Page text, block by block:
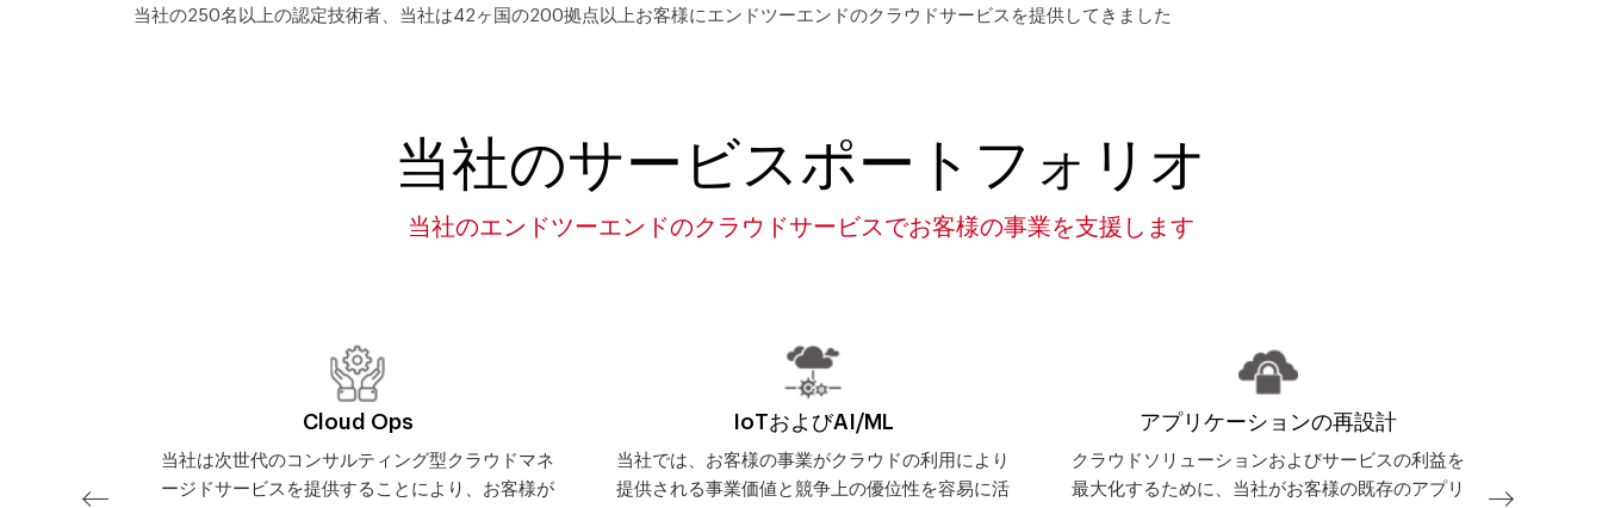
当社の250名以上の認定技術者、当社は42ヶ国の200拠点以上お客様にエンドツーエンドのクラウドサービスを提供してきました
当社のサービスポートフォリオ
当社のエンドツーエンドのクラウドサービスでお客様の事業を支援します
低減でき
Cloud Ops
当社は次世代のコンサルティング型クラウドマネ
ージドサービスを提供することにより、お客様が
IoTおよびAI/ML
当社では、お客様の事業がクラウドの利用により
提供される事業価値と競争上の優位性を容易に活
アプリケーションの再設計
クラウドソリューションおよびサービスの利益を
最大化するために、当社がお客様の既存のアプリ